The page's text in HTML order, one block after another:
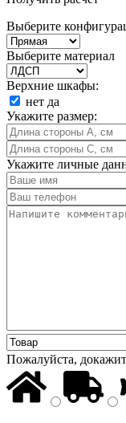
Выберите
Выберите материал
Верхние шкафы:
нет да
Укажите размер:
Укажите личные
Пожалуйста,